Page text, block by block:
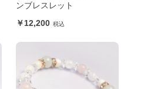
ンブレスレット
12,200